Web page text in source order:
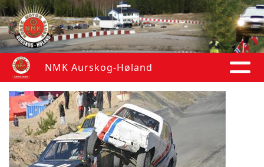
NMK Aurskog-Høland